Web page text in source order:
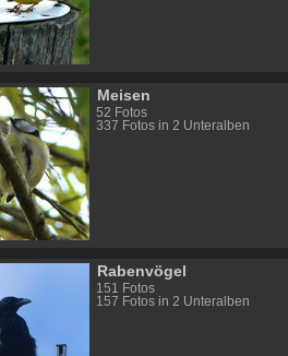
Meisen
52 Fotos
337 Fotos in 2 Unteralben
Rabenvögel
151 Fotos
157 Fotos in 2 Unteralben